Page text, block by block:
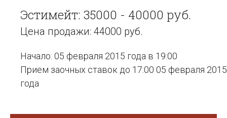
Эстимейт: 35000 - 40000 руб.
Цена продажи: 44000 руб.
Начало: 05 февраля 2015 года в 19:00
Прием заочных ставок до 17:00 05 февраля 2015
года